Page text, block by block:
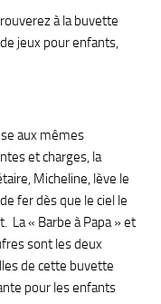
à la buvette
jeux pour enfants,
aux mêmes
et charges, la
Micheline, lève le
fer dès que le ciel le
La « Barbe à Papa » et
sont les deux
de cette buvette
pour les enfants